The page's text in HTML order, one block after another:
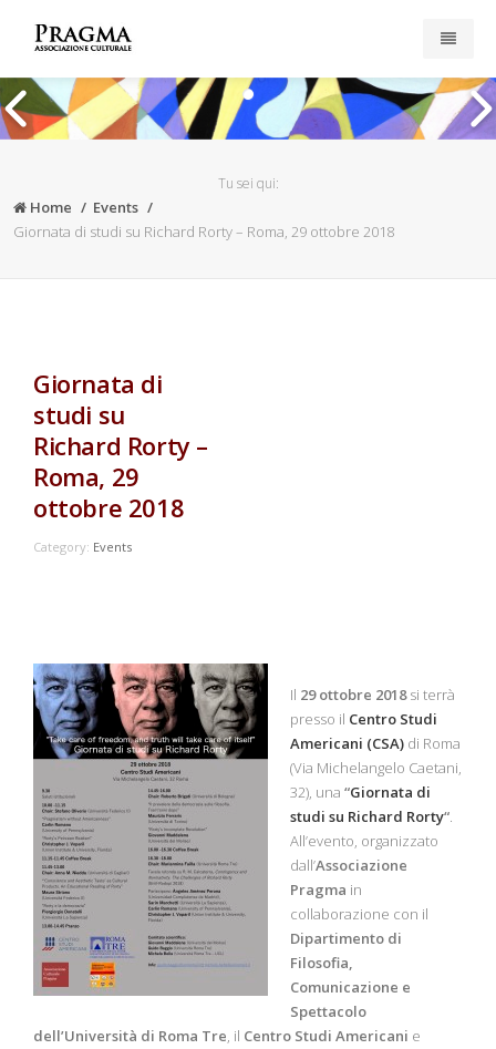
Home
Iscriviti
Esplora il sito
Privacy & Cookies
Tu sei qui:
Home
Events
Giornata di studi su Richard Rorty – Roma, 29 ottobre 2018
Giornata di
studi su
Richard Rorty –
Roma, 29
ottobre 2018
Category: Events
Il 29 ottobre 2018si terrà
presso il Centro Studi
Americani (CSA) di Roma
(Via Michelangelo Caetani,
32), una “Giornata di
studi su Richard Rorty“.
All’evento, organizzato
dall’Associazione
Pragma in
collaborazione con il
Dipartimento di
Filosofia,
Comunicazione e
Spettacolo
dell’Università di Roma Tre, il Centro Studi Americani e